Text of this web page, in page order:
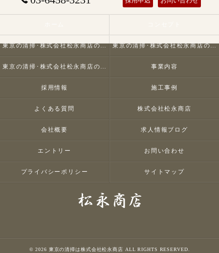
東京の清掃･株式会社松永商店の口コミ情報 東京の清掃･株式会社松永商店の評判
東京の清掃･株式会社松永商店のお客様の声 事業内容
採用情報 施工事例
よくある質問 株式会社松永商店
会社概要 求人情報ブログ
エントリー お問い合わせ
プライバシーポリシー サイトマップ
© 2026 東京の清掃は株式会社松永商店 ALL RIGHTS RESERVED.